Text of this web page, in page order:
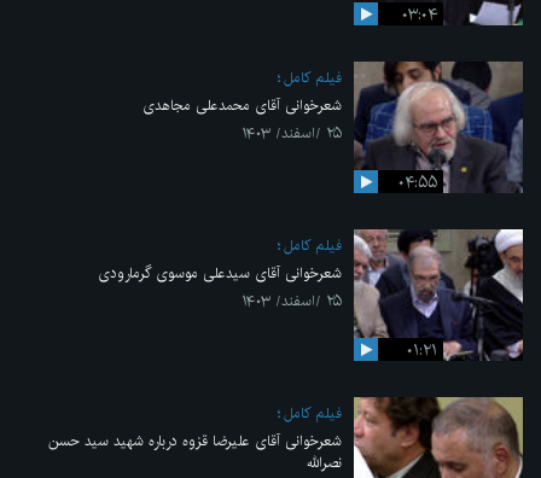
۰۳:۰۴
۰۴:۵۵
فیلم کامل
شعرخوانی آقای محمدعلی مجاهدی
۲۵ /اسفند/ ۱۴۰۳
۰۱:۲۱
فیلم کامل
شعرخوانی آقای سیدعلی موسوی گرمارودی
۲۵ /اسفند/ ۱۴۰۳
فیلم کامل
شعرخوانی آقای علیرضا قزوه درباره شهید سید حسن
نصرالله